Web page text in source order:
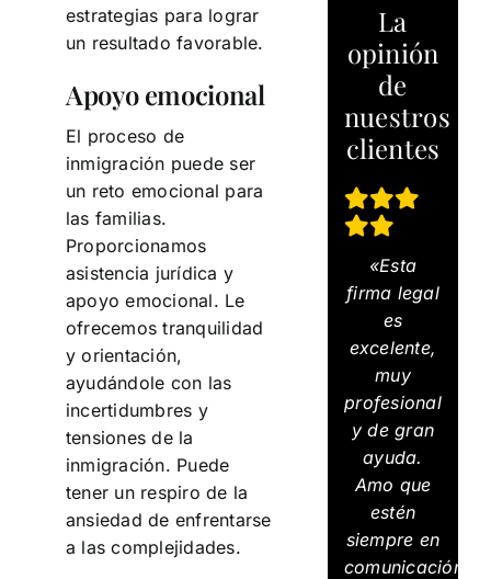
estrategias para lograr
un resultado favorable.
Apoyo emocional
El proceso de
inmigración puede ser
un reto emocional para
las familias.
Proporcionamos
asistencia jurídica y
apoyo emocional. Le
ofrecemos tranquilidad
y orientación,
ayudándole con las
incertidumbres y
tensiones de la
inmigración. Puede
tener un respiro de la
ansiedad de enfrentarse
a las complejidades.
La
opinión
de
nuestros
clientes
«Esta
firma legal
es
excelente,
muy
profesional
y de gran
ayuda.
Amo que
estén
siempre en
comunicación